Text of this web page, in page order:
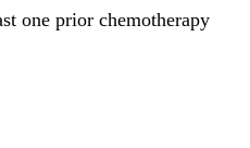
one prior chemotherapy